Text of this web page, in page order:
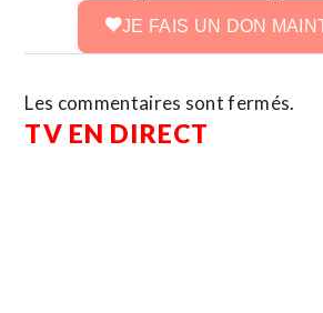
JE FAIS UN DON
Les commentaires sont fermés.
TV EN DIRECT